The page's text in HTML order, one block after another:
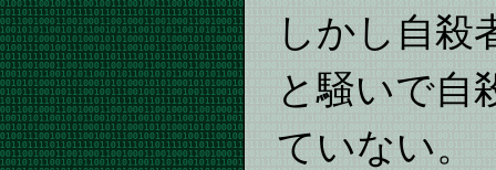
しかし自殺
と騒いで自
ていない。